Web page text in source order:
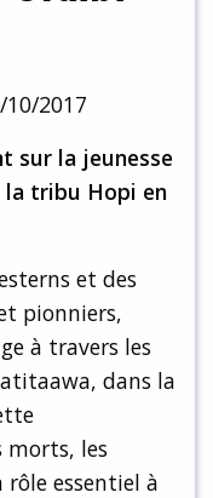
10/2017
sur la jeunesse
la tribu Hopi en
et des
pionniers,
à travers les
dans la
morts, les
essentiel à